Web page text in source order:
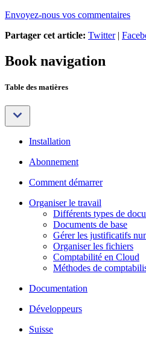
Envoyez-nous vos commentaires
Partager cet article: Twitter|
Book navigation
Table des matières
Installation
Abonnement
Comment démarrer
Organiser le travail
Différents types de
Documents de base
Gérer les justificatifs
Organiser les fichiers
Comptabilité en Cloud
Méthodes de
Documentation
Développeurs
Suisse